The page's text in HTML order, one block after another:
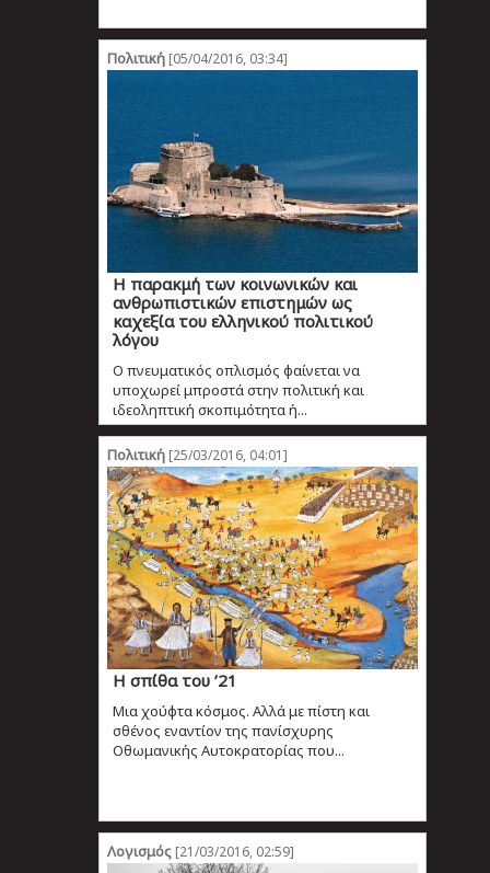
Πολιτική[05/04/2016, 03:34]
Η παρακμή των κοινωνικών και
ανθρωπιστικών επιστημών ως
καχεξία του ελληνικού πολιτικού
λόγου
Ο πνευματικός οπλισμός φαίνεται να
υποχωρεί μπροστά στην πολιτική και
ιδεοληπτική σκοπιμότητα ή...
Πολιτική[25/03/2016, 04:01]
Η σπίθα του ’21
Μια χούφτα κόσμος. Αλλά με πίστη και
σθένος εναντίον της πανίσχυρης
Οθωμανικής Αυτοκρατορίας που...
Λογισμός[21/03/2016, 02:59]